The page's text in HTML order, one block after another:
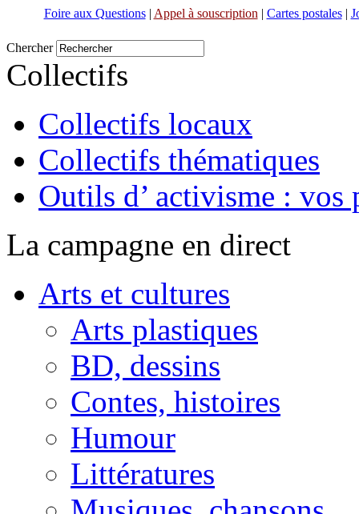
Foire aux Questions| Appel à souscription | Cartes postales|
Chercher
Collectifs
Collectifs locaux
Collectifs thématiques
Outils d’ activisme : vos
La campagne en direct
Arts et cultures
Arts plastiques
BD, dessins
Contes, histoires
Humour
Littératures